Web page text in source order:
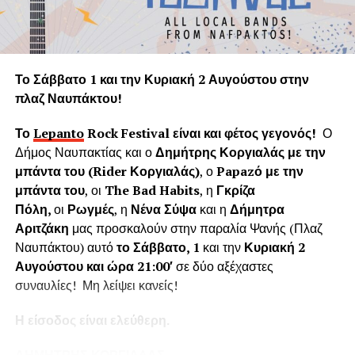
πνεύμονα της Γης.
Η «Εφορεία Αρχαιοτήτων Αιτωλοακαρνανίας και
Λευκάδας» υποστηρίζει ψευδώς ότι τα δέντρα που
κόπηκαν δημιουργούσαν προβλήματα στο τείχος του
ενετικού κάστρου. Όμως τα δέντρα του κάστρου
προέρχονται από τις δεντροφυτεύσεις που έγιναν
νομίμως από το 1914 έως το 1939 (έγκριση από το
Υπουργείο Εσωτερικών και κατόπιν από το Υπουργείο
Γεωργίας υπό την γραμματεία του Ιωάννη Μπρικόλα) και
βρίσκονται σε απόσταση ασφαλείας από τα τείχη.
Συνεπώς πολλά από τα δέντρα έχουν ηλικία άνω των 100
ετών χωρίς να έχει αναφερθεί κάποιο πρόβλημα στη
στατικότητα των τειχών που να οφείλεται στην πλήρη
ανάπτυξη του ριζικού συστήματος. Το Δασαρχείο
Ναυπάκτου βεβαιώνει ότι δεν υπάρχει σχετική μελέτη ούτε
Το Σάββατο 1 και την Κυριακή 2 Αυγούστου στην
πλαζ Ναυπάκτου!
ΤοLepantoRockFestivalείναι και φέτος γεγονός! Ο
Δήμος Ναυπακτίας και οΔημήτρης Κοργιαλάς με την
μπάντα του (RiderΚοργιαλάς), οPapazό με την
μπάντα του, οι The Bad Habits, η Γκρίζα
Πόλη,οι Ρωγμές, η Νένα Σύψακαι η Δήμητρα
Αριτζάκη μας προσκαλούν στην παραλία Ψανής (Πλαζ
Ναυπάκτου) αυτότο Σάββατο, 1 και τηνΚυριακή 2
Αυγούστου και ώρα 21:00′σε δύο αξέχαστες
συναυλίες! Μη λείψει κανείς!
Η είσοδος είναι ελεύθερη.